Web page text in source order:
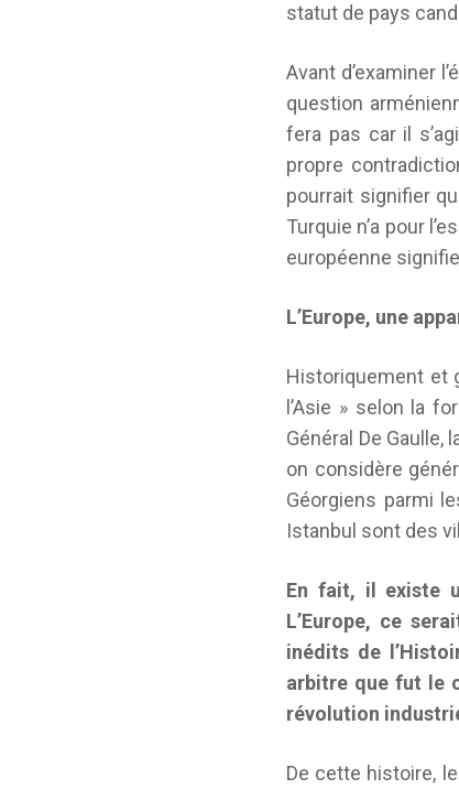
statut de pays
Avant d’examiner
question
fera pas car il
propre
pourrait signifier
Turquie n’a pour
européenne
L’Europe, une
Historiquement et
l’Asie » selon la
Général De Gaulle,
on considère
Géorgiens parmi
Istanbul sont des
En fait, il existe
L’Europe, ce
inédits de
arbitre que fut le
révolution
De cette histoire,